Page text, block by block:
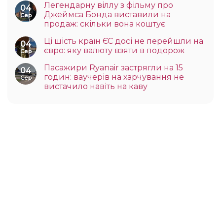
04
Сер
Легендарну віллу з фільму про
Джеймса Бонда виставили на
продаж: скільки вона коштує
04
Сер
Ці шість країн ЄС досі не перейшли на
євро: яку валюту взяти в подорож
04
Сер
Пасажири Ryanair застрягли на 15
годин: ваучерів на харчування не
вистачило навіть на каву